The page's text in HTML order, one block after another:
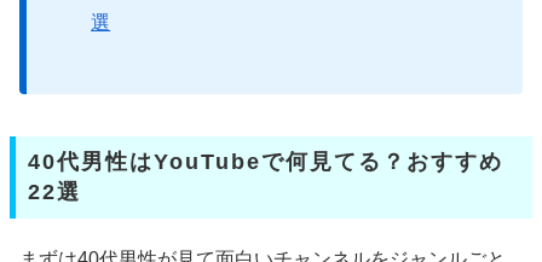
選
40代男性はYouTubeで何見てる？おすすめ
22選